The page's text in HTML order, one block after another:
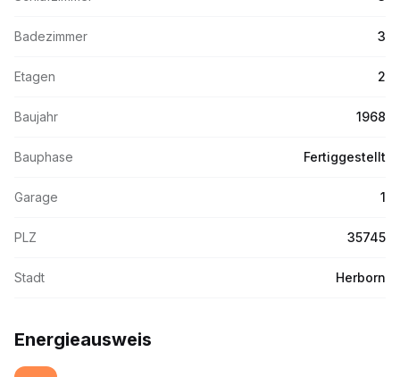
Badezimmer 3
Etagen 2
Baujahr 1968
Bauphase Fertiggestellt
Garage 1
PLZ 35745
Stadt Herborn
Energieausweis